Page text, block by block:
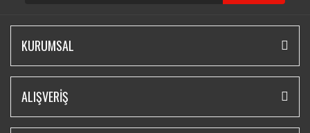
KURUMSAL
ALIŞVERİŞ